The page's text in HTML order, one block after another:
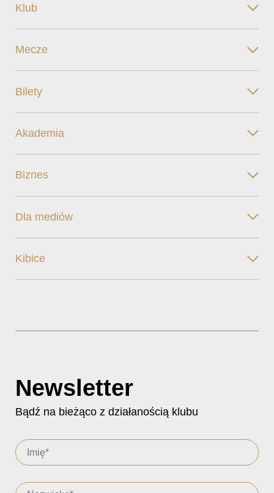
Klub
Mecze
Bilety
Akademia
Biznes
Dla mediów
Kibice
Newsletter
Bądź na bieżąco z działanością klubu